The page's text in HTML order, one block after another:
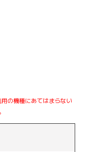
の機種にあてはまらない